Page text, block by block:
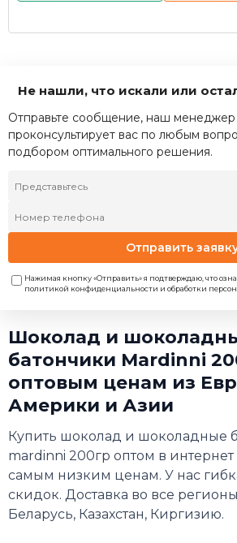
Не нашли, что искали или
Отправьте сообщение, наш менеджер
проконсультирует вас по любым
подбором оптимального решения.
Отправить
Нажимая кнопку «Отправить» я подтверждаю, что
политикой конфиденциальности и обработки
Шоколад и
батончики Mardinni
оптовым ценам из
Америки и Азии
Купить шоколад и шоколадные
mardinni 200гр оптом в
самым низким ценам. У нас
скидок. Доставка во все
Беларусь, Казахстан, Киргизию.